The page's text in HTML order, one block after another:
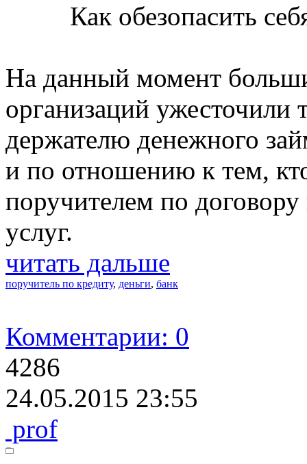
Как обезопасить
На данный момент
организаций ужесточили
держателю денежного
и по отношению к тем,
поручителем по договору
услуг.
читать дальше
поручитель по кредиту, деньги, банк
Комментарии: 0
4286
24.05.2015 23:55
prof